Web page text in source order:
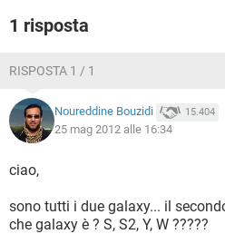
1 risposta
RISPOSTA 1 / 1
Noureddine Bouzidi 15.404
25 mag 2012 alle 16:34
ciao,
sono tutti i due galaxy... il
che galaxy è ? S, S2, Y, W ?????